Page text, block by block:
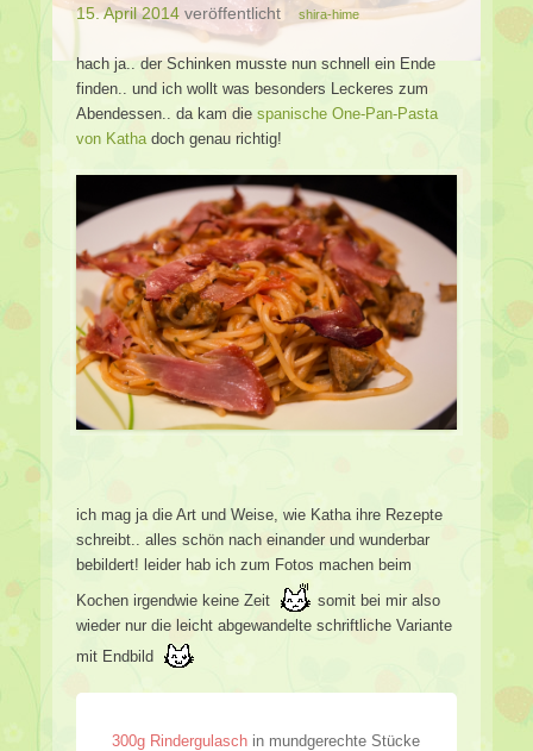
15. April 2014 veröffentlicht shira-hime
hach ja.. der Schinken musste nun schnell ein Ende
finden.. und ich wollt was besonders Leckeres zum
Abendessen.. da kam die spanische One-Pan-Pasta
von Kathadoch genau richtig!
ich mag ja die Art und Weise, wie Katha ihre Rezepte
schreibt.. alles schön nach einander und wunderbar
bebildert! leider hab ich zum Fotos machen beim
Kochen irgendwie keine Zeit
somit bei mir also
wieder nur die leicht abgewandelte schriftliche Variante
mit Endbild
300g Rindergulasch in mundgerechte Stücke